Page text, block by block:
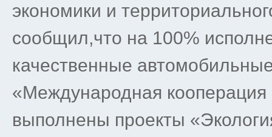
экономики и
сообщил,что на 100%
качественные
«Международная
выполнены проекты